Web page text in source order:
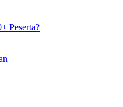
Peserta?